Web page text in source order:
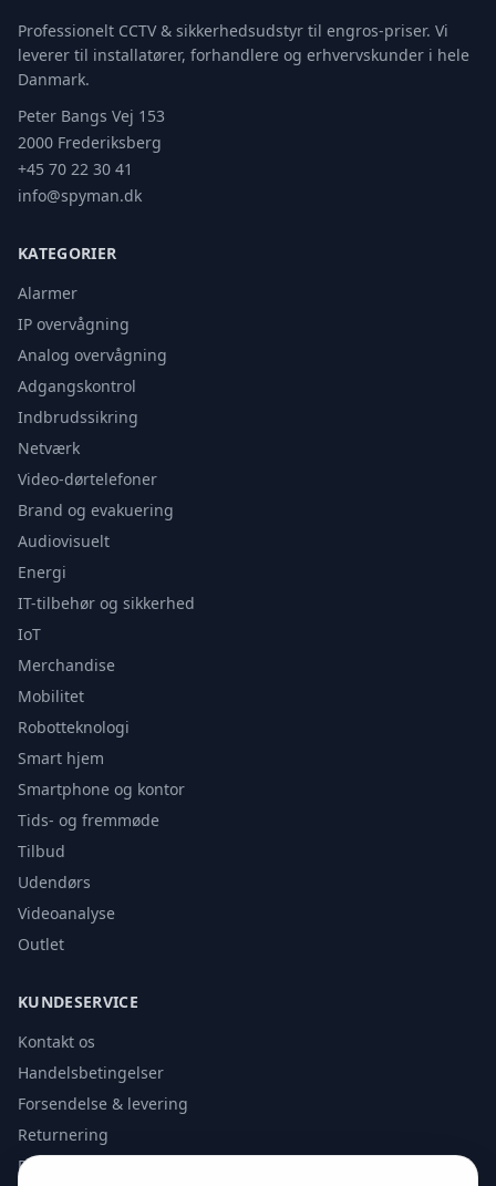
Professionelt CCTV & sikkerhedsudstyr til engros-priser. Vi
leverer til installatører, forhandlere og erhvervskunder i hele
Danmark.
Peter Bangs Vej 153
2000 Frederiksberg
+45 70 22 30 41
info@spyman.dk
KATEGORIER
Alarmer
IP overvågning
Analog overvågning
Adgangskontrol
Indbrudssikring
Netværk
Video-dørtelefoner
Brand og evakuering
Audiovisuelt
Energi
IT-tilbehør og sikkerhed
IoT
Merchandise
Mobilitet
Robotteknologi
Smart hjem
Smartphone og kontor
Tids- og fremmøde
Tilbud
Udendørs
Videoanalyse
Outlet
KUNDESERVICE
Kontakt os
Handelsbetingelser
Forsendelse & levering
Returnering
Privatlivspolitik